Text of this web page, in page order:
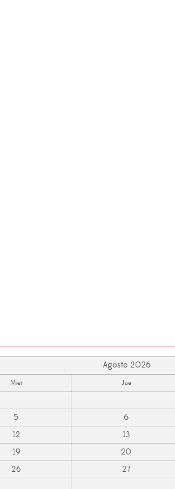
Agosto 2026
Mier Jue
5 6
12 13
19 20
26 27